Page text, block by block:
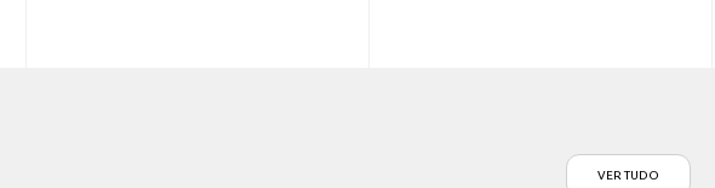
VER TUDO